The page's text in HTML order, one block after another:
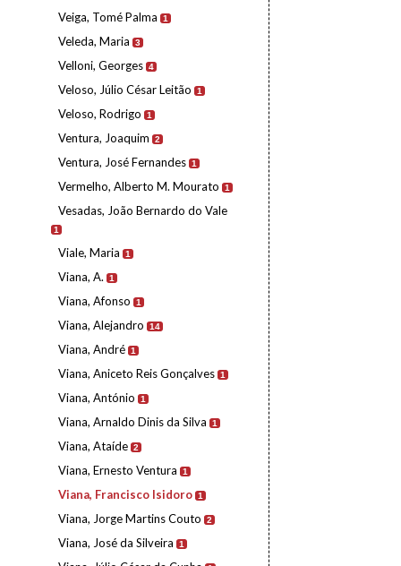
Veiga, Tomé Palma 1
Veleda, Maria 3
Velloni, Georges 4
Veloso, Júlio César Leitão 1
Veloso, Rodrigo 1
Ventura, Joaquim 2
Ventura, José Fernandes 1
Vermelho, Alberto M. Mourato 1
Vesadas, João Bernardo do Vale
1
Viale, Maria 1
Viana, A. 1
Viana, Afonso 1
Viana, Alejandro 14
Viana, André 1
Viana, Aniceto Reis Gonçalves 1
Viana, António 1
Viana, Arnaldo Dinis da Silva 1
Viana, Ataíde 2
Viana, Ernesto Ventura 1
Viana, Francisco Isidoro 1
Viana, Jorge Martins Couto 2
Viana, José da Silveira 1